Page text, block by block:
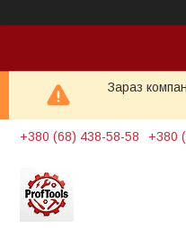
Зараз
+380 (68) 438-58-58 +380